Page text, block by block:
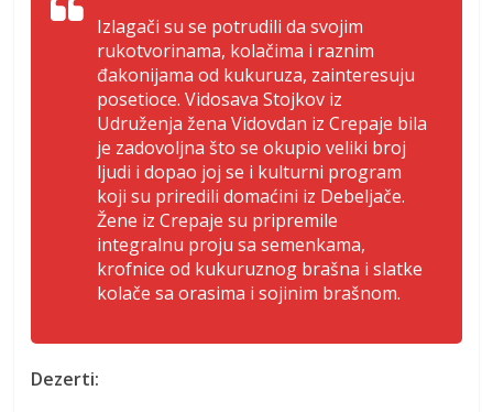
Izlagači su se potrudili da svojim
rukotvorinama, kolačima i raznim
đakonijama od kukuruza, zainteresuju
posetioce. Vidosava Stojkov iz
Udruženja žena Vidovdan iz Crepaje bila
je zadovoljna što se okupio veliki broj
ljudi i dopao joj se i kulturni program
koji su priredili domaćini iz Debeljače.
Žene iz Crepaje su pripremile
integralnu proju sa semenkama,
krofnice od kukuruznog brašna i slatke
kolače sa orasima i sojinim brašnom.
Dezerti: